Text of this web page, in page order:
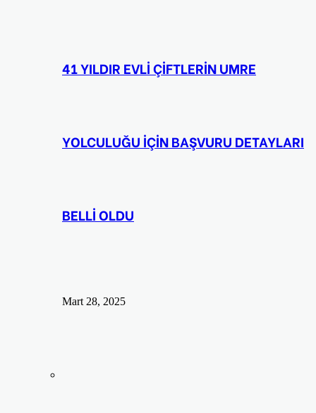
41 YILDIR EVLİ ÇİFTLERİN UMRE
YOLCULUĞU İÇİN BAŞVURU DETAYLARI
BELLİ OLDU
Mart 28, 2025